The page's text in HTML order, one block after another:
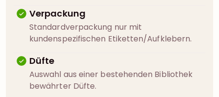
Verpackung
Standardverpackung nur mit
kundenspezifischen Etiketten/Aufklebern.
Düfte
Auswahl aus einer bestehenden Bibliothek
bewährter Düfte.